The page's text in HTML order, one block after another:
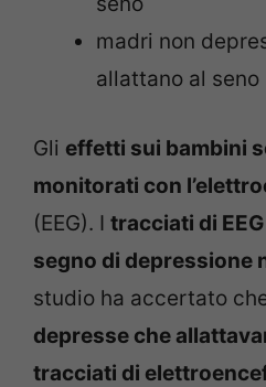
madri non
allattano al seno
Gli effetti sui bambini
monitorati con
(EEG). I tracciati di
segno di depressione
studio ha accertato
depresse che
tracciati di